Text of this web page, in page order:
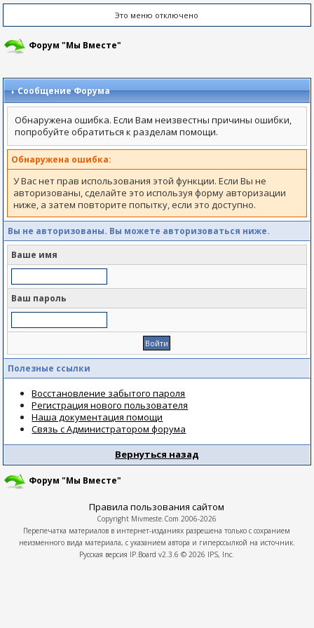
Это меню отключено
Форум "Мы Вместе"
Сообщение Форума
Обнаружена ошибка. Если Вам неизвестны причины ошибки,
попробуйте обратиться к разделам помощи.
Обнаружена ошибка:
У Вас нет прав использования этой функции. Если Вы не
авторизованы, сделайте это используя форму авторизации
ниже, а затем повторите попытку, если это доступно.
Вы не авторизованы. Вы можете авторизоваться ниже.
Ваше имя
Ваш пароль
Полезные ссылки
Восстановление забытого пароля
Регистрация нового пользователя
Наша документация помощи
Связь с Администратором форума
Вернуться назад
Форум "Мы Вместе"
Правила пользования сайтом
Copyright Mivmeste.Com 2006-2026
Перепечатка материалов в интернет-изданиях разрешена только с сохранием
неизменного вида материала, с указанием автора и гиперссылкой на источник.
Русская версия IP.Board v2.3.6 © 2026 IPS, Inc.